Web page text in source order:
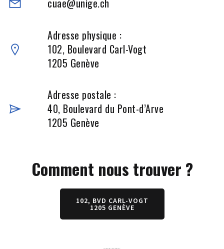
cuae@unige.ch
Adresse physique :
102, Boulevard Carl-Vogt
1205 Genève
Adresse postale :
40, Boulevard du Pont-d’Arve
1205 Genève
Comment nous trouver ?
102, BVD CARL-VOGT
1205 GENÈVE